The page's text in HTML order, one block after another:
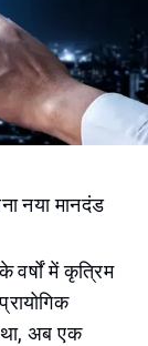
नया मानदंड
में कृत्रिम
था, अब एक